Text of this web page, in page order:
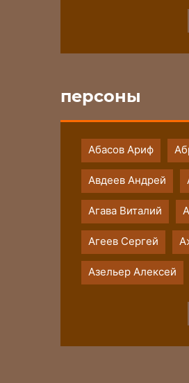
персоны
Абасов Ариф
Авдеев Андрей
Агава Виталий
Агеев Сергей
Азельер Алексей